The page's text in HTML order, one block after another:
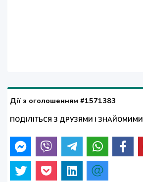
Дії з оголошенням #1571383
ПОДІЛІТЬСЯ З ДРУЗЯМИ І ЗНАЙОМИМИ